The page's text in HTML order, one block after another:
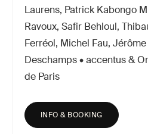
Laurens, Patrick Kabongo
Ravoux, Safir Behloul,
Ferréol, Michel Fau, Jérôme
Deschamps • accentus &
de Paris
INFO & BOOKING